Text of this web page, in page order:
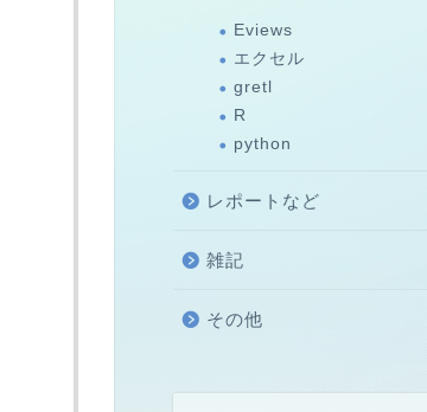
Eviews
エクセル
gretl
R
python
レポートなど
雑記
その他